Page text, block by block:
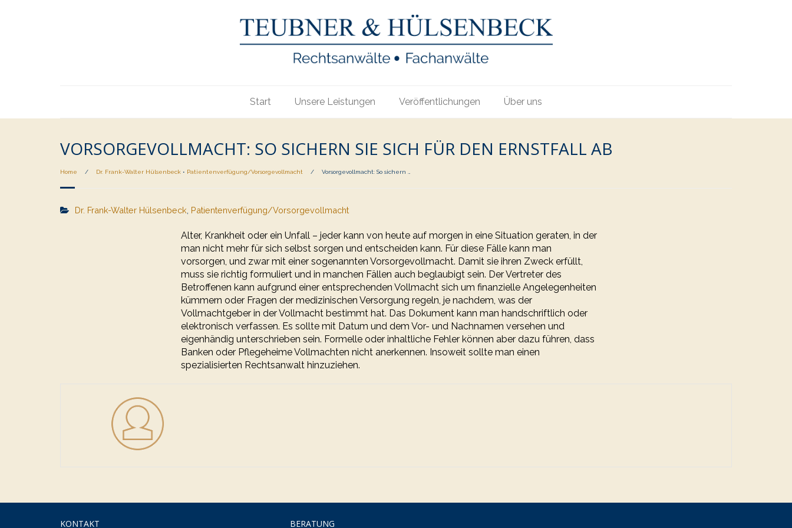
Start Unsere Leistungen Veröffentlichungen Über uns
VORSORGEVOLLMACHT: SO SICHERN SIE SICH FÜR DEN ERNSTFALL AB
Home / Dr. Frank-Walter Hülsenbeck • Patientenverfügung/Vorsorgevollmacht / Vorsorgevollmacht: So sichern …
Dr. Frank-Walter Hülsenbeck Patientenverfügung/Vorsorgevollmacht
Alter, Krankheit oder ein Unfall – jeder kann von heute auf morgen in eine Situation geraten, in der
man nicht mehr für sich selbst sorgen und entscheiden kann. Für diese Fälle kann man
vorsorgen, und zwar mit einer sogenannten Vorsorgevollmacht. Damit sie ihren Zweck erfüllt,
muss sie richtig formuliert und in manchen Fällen auch beglaubigt sein. Der Vertreter des
Betroffenen kann aufgrund einer entsprechenden Vollmacht sich um finanzielle Angelegenheiten
kümmern oder Fragen der medizinischen Versorgung regeln, je nachdem, was der
Vollmachtgeber in der Vollmacht bestimmt hat. Das Dokument kann man handschriftlich oder
elektronisch verfassen. Es sollte mit Datum und dem Vor- und Nachnamen versehen und
eigenhändig unterschrieben sein. Formelle oder inhaltliche Fehler können aber dazu führen, dass
Banken oder Pflegeheime Vollmachten nicht anerkennen. Insoweit sollte man einen
spezialisierten Rechtsanwalt hinzuziehen.
KONTAKT BERATUNG